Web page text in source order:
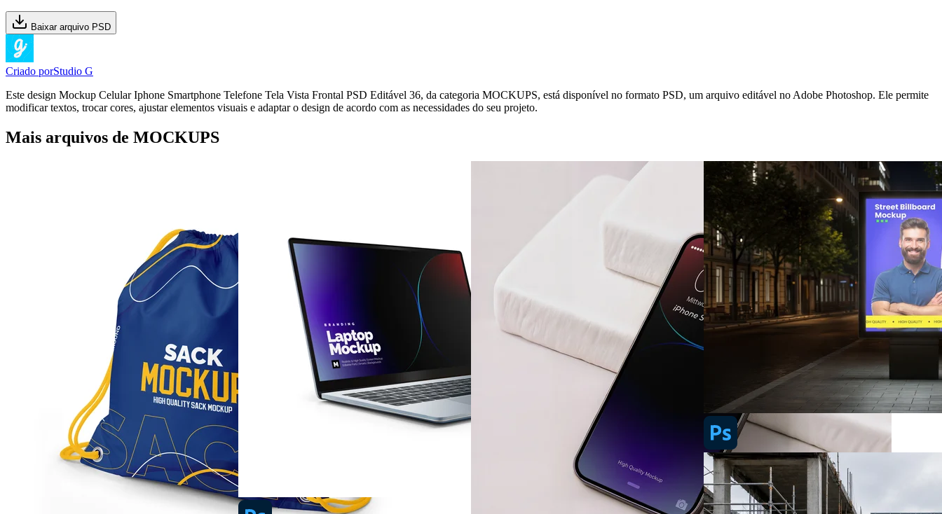
Baixar arquivo PSD
Criado porStudio G
Este design Mockup Celular Iphone Smartphone Telefone Tela Vista Frontal PSD Editável 36, da categoria MOCKUPS, está disponível no formato PSD, um arquivo editável no Adobe Photoshop. Ele permite
modificar textos, trocar cores, ajustar elementos visuais e adaptar o design de acordo com as necessidades do seu projeto.
Mais arquivos de MOCKUPS